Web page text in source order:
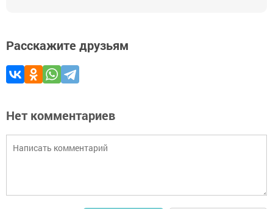
Расскажите друзьям
Нет комментариев